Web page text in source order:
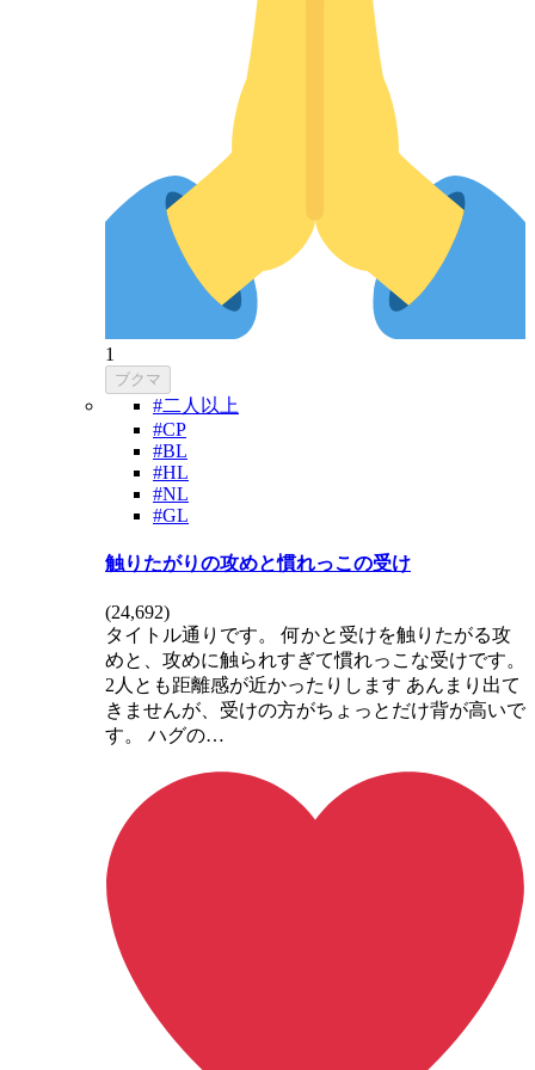
1
ブクマ
#二人以上
#CP
#BL
#HL
#NL
#GL
触りたがりの攻めと慣れっこの受け
(24,692)
タイトル通りです。 何かと受けを触りたがる攻
めと、攻めに触られすぎて慣れっこな受けです。
2人とも距離感が近かったりします あんまり出て
きませんが、受けの方がちょっとだけ背が高いで
す。 ハグの…